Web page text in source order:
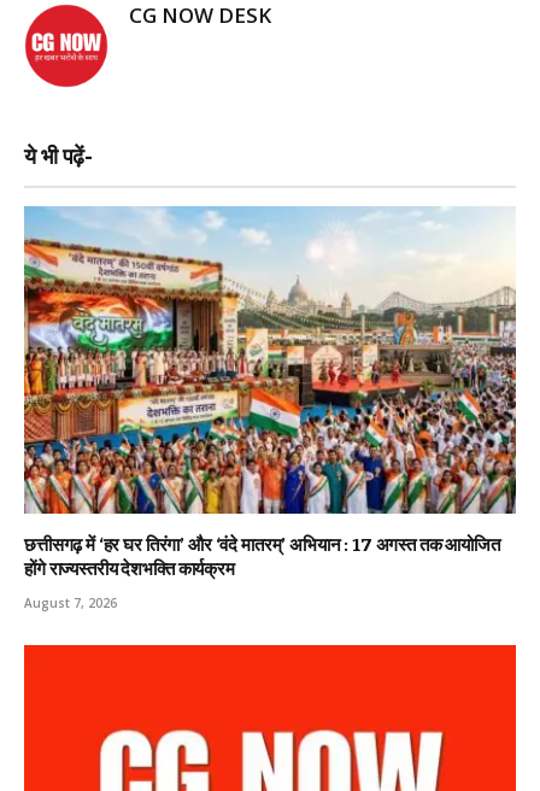
CG NOW DESK
ये भी पढ़ें-
छत्तीसगढ़ में ‘हर घर तिरंगा’ और ‘वंदे मातरम्’ अभियान : 17 अगस्त तक आयोजित
होंगे राज्यस्तरीय देशभक्ति कार्यक्रम
August 7, 2026